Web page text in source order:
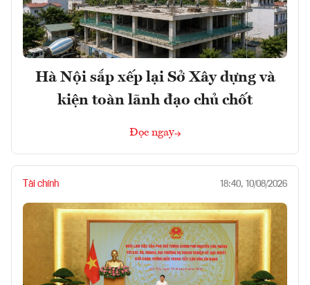
Hà Nội sắp xếp lại Sở Xây dựng và
kiện toàn lãnh đạo chủ chốt
Đọc ngay
Tài chính 18:40, 10/08/2026